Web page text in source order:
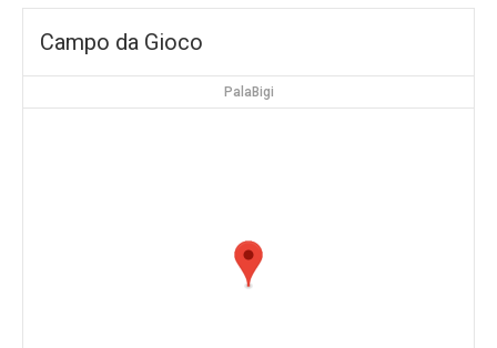
Campo da Gioco
PalaBigi